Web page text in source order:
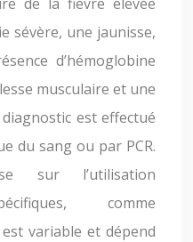
sévère, une jaunisse,
d’hémoglobine
musculaire et une
est effectué
du sang ou par PCR.
sur l’utilisation
comme
variable et dépend